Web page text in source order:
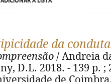
da
/ Andreia
D.L. 2018. - 139 p.